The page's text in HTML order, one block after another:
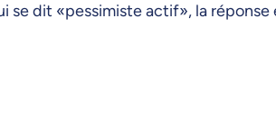
se dit «pessimiste actif», la